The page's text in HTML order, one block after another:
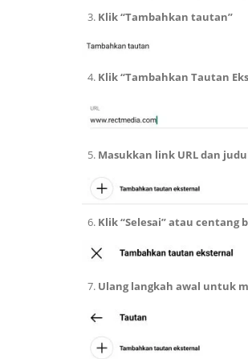
Klik “Tambahkan tautan”
Klik “Tambahkan Tautan
Masukkan link URL dan
Klik “Selesai” atau centang
Ulang langkah awal untuk